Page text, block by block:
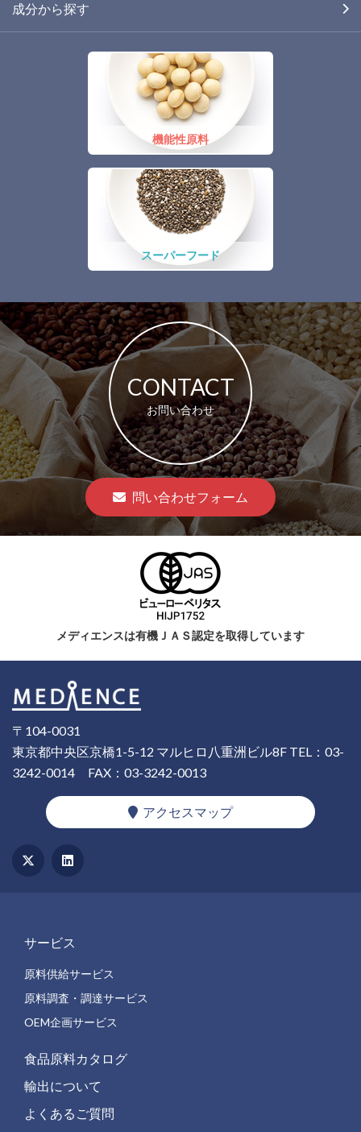
成分から探す
機能性原料
スーパーフード
CONTACT
お問い合わせ
問い合わせフォーム
メディエンスは有機ＪＡＳ認定を取得しています
〒104-0031
東京都中央区京橋1-5-12 マルヒロ八重洲ビル8F TEL：03-
3242-0014 FAX：03-3242-0013
アクセスマップ
サービス
原料供給サービス
原料調査・調達サービス
OEM企画サービス
食品原料カタログ
輸出について
よくあるご質問